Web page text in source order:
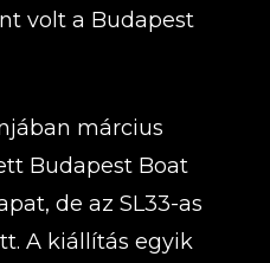
volt a Budapest
március
Budapest Boat
de az SL33-as
A kiállítás egyik